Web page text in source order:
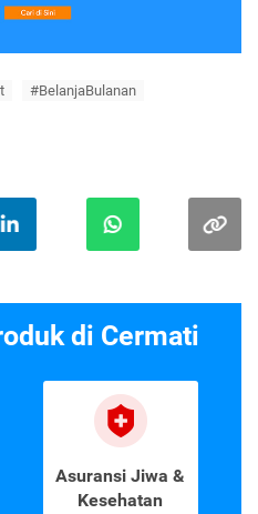
#BelanjaBulanan
di Cermati
Asuransi Jiwa &
Kesehatan